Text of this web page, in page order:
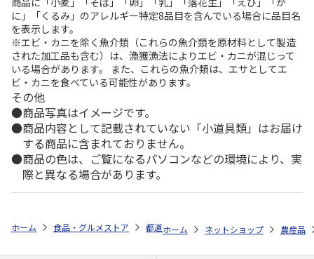
に」「くるみ」のアレルギー特定8品目を含んでいる場合に品目名
を表示します。
※エビ・カニを除く魚介類（これらの魚介類を原材料として製造
された加工品も含む）は、漁獲漁法によりエビ・カニが混じって
いる場合があります。 また、これらの魚介類は、エサとしてエ
ビ・カニを食べている可能性があります。
その他
商品写真はイメージです。
商品内容として記載されていない「小道具類」はお届け
する商品に含まれておりません。
商品の色は、ご覧になるパソコンなどの環境により、実
際と異なる場合があります。
ホーム 食品・グルメストア 都道府県から探す 福島県 【糖度１
ホーム ネットショップ 農産品